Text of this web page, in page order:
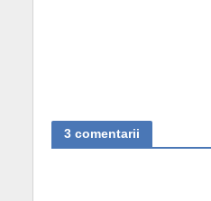
3 comentarii